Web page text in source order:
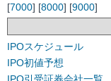
[7000] [8000] [9000]
IPOスケジュール
IPO初値予想
IPO引受証券会社一覧